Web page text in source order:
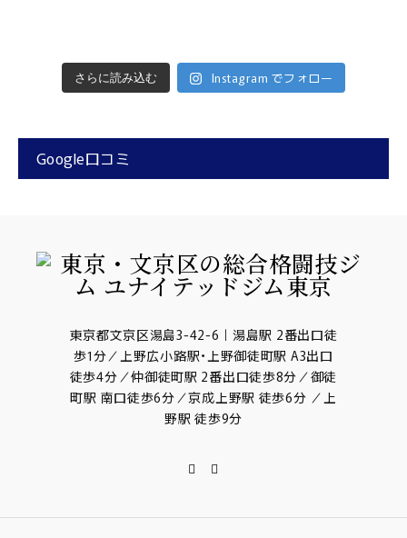
さらに読み込む Instagram でフォロー
Google口コミ
東京都文京区湯島3-42-6｜湯島駅 2番出口徒
歩1分／上野広小路駅・上野御徒町駅 A3出口
徒歩4分／仲御徒町駅 2番出口徒歩8分／御徒
町駅 南口徒歩6分／京成上野駅 徒歩6分 ／上
野駅 徒歩9分